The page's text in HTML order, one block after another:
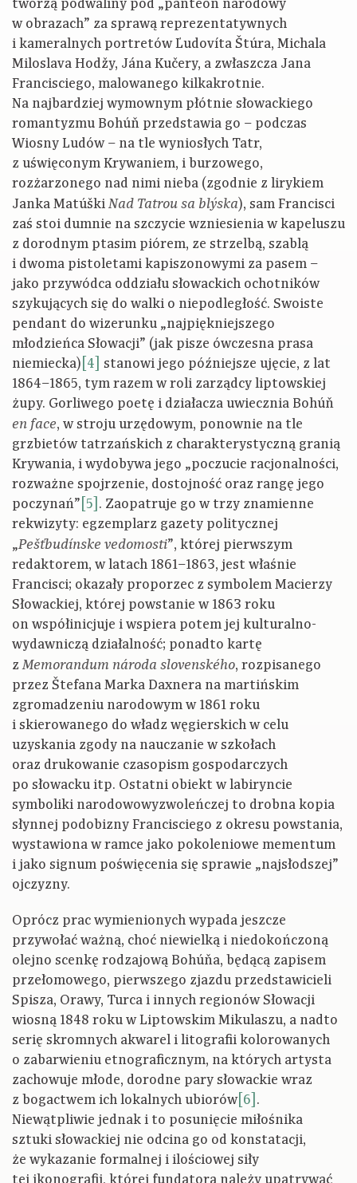
tworzą podwaliny pod „panteon narodowy
w obrazach” za sprawą reprezentatywnych
i kameralnych portretów Ľudovíta Štúra, Michala
Miloslava Hodžy, Jána Kučery, a zwłaszcza Jana
Francisciego, malowanego kilkakrotnie.
Na najbardziej wymownym płótnie słowackiego
romantyzmu Bohúň przedstawia go – podczas
Wiosny Ludów – na tle wyniosłych Tatr,
z uświęconym Krywaniem, i burzowego,
rozżarzonego nad nimi nieba (zgodnie z lirykiem
Janka Matúški Nad Tatrou sa blýska), sam Francisci
zaś stoi dumnie na szczycie wzniesienia w kapeluszu
z dorodnym ptasim piórem, ze strzelbą, szablą
i dwoma pistoletami kapiszonowymi za pasem –
jako przywódca oddziału słowackich ochotników
szykujących się do walki o niepodległość. Swoiste
pendant do wizerunku „najpiękniejszego
młodzieńca Słowacji” (jak pisze ówczesna prasa
niemiecka) [4] stanowi jego późniejsze ujęcie, z lat
1864–1865, tym razem w roli zarządcy liptowskiej
żupy. Gorliwego poetę i działacza uwiecznia Bohúň
en face, w stroju urzędowym, ponownie na tle
grzbietów tatrzańskich z charakterystyczną granią
Krywania, i wydobywa jego „poczucie racjonalności,
rozważne spojrzenie, dostojność oraz rangę jego
poczynań” [5] . Zaopatruje go w trzy znamienne
rekwizyty: egzemplarz gazety politycznej
„Pešťbudínske vedomosti”, której pierwszym
redaktorem, w latach 1861–1863, jest właśnie
Francisci; okazały proporzec z symbolem Macierzy
Słowackiej, której powstanie w 1863 roku
on współinicjuje i wspiera potem jej kulturalno-
wydawniczą działalność; ponadto kartę
zMemorandum národa slovenského, rozpisanego
przez Štefana Marka Daxnera na martińskim
zgromadzeniu narodowym w 1861 roku
i skierowanego do władz węgierskich w celu
uzyskania zgody na nauczanie w szkołach
oraz drukowanie czasopism gospodarczych
po słowacku itp. Ostatni obiekt w labiryncie
symboliki narodowowyzwoleńczej to drobna kopia
słynnej podobizny Francisciego z okresu powstania,
wystawiona w ramce jako pokoleniowe mementum
i jako signum poświęcenia się sprawie „najsłodszej”
ojczyzny.
Oprócz prac wymienionych wypada jeszcze
przywołać ważną, choć niewielką i niedokończoną
olejno scenkę rodzajową Bohúňa, będącą zapisem
przełomowego, pierwszego zjazdu przedstawicieli
Spisza, Orawy, Turca i innych regionów Słowacji
wiosną 1848 roku w Liptowskim Mikulaszu, a nadto
serię skromnych akwarel i litografii kolorowanych
o zabarwieniu etnograficznym, na których artysta
zachowuje młode, dorodne pary słowackie wraz
z bogactwem ich lokalnych ubiorów[6] .
Niewątpliwie jednak i to posunięcie miłośnika
sztuki słowackiej nie odcina go od konstatacji,
że wykazanie formalnej i ilościowej siły